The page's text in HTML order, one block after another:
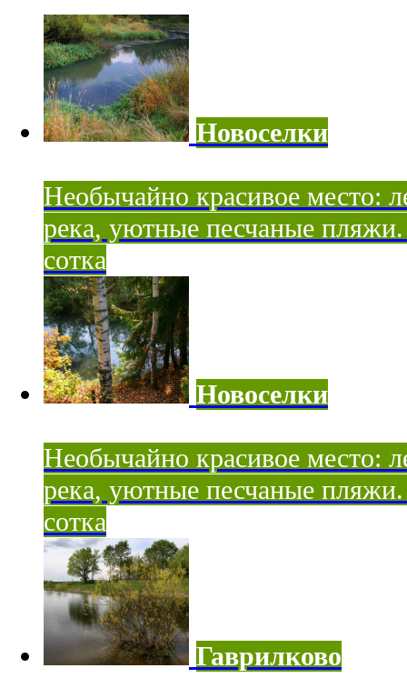
Новоселки
Необычайно красивое место:
река, уютные песчаные
сотка
Новоселки
Необычайно красивое место:
река, уютные песчаные
сотка
Гаврилково